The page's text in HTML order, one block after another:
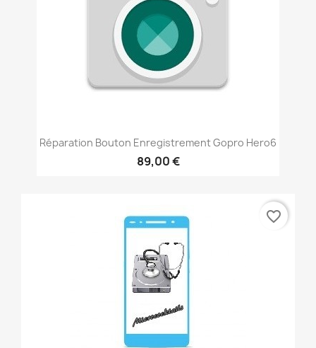
Réparation Bouton Enregistrement Gopro Hero6
89,00 €
favorite_border